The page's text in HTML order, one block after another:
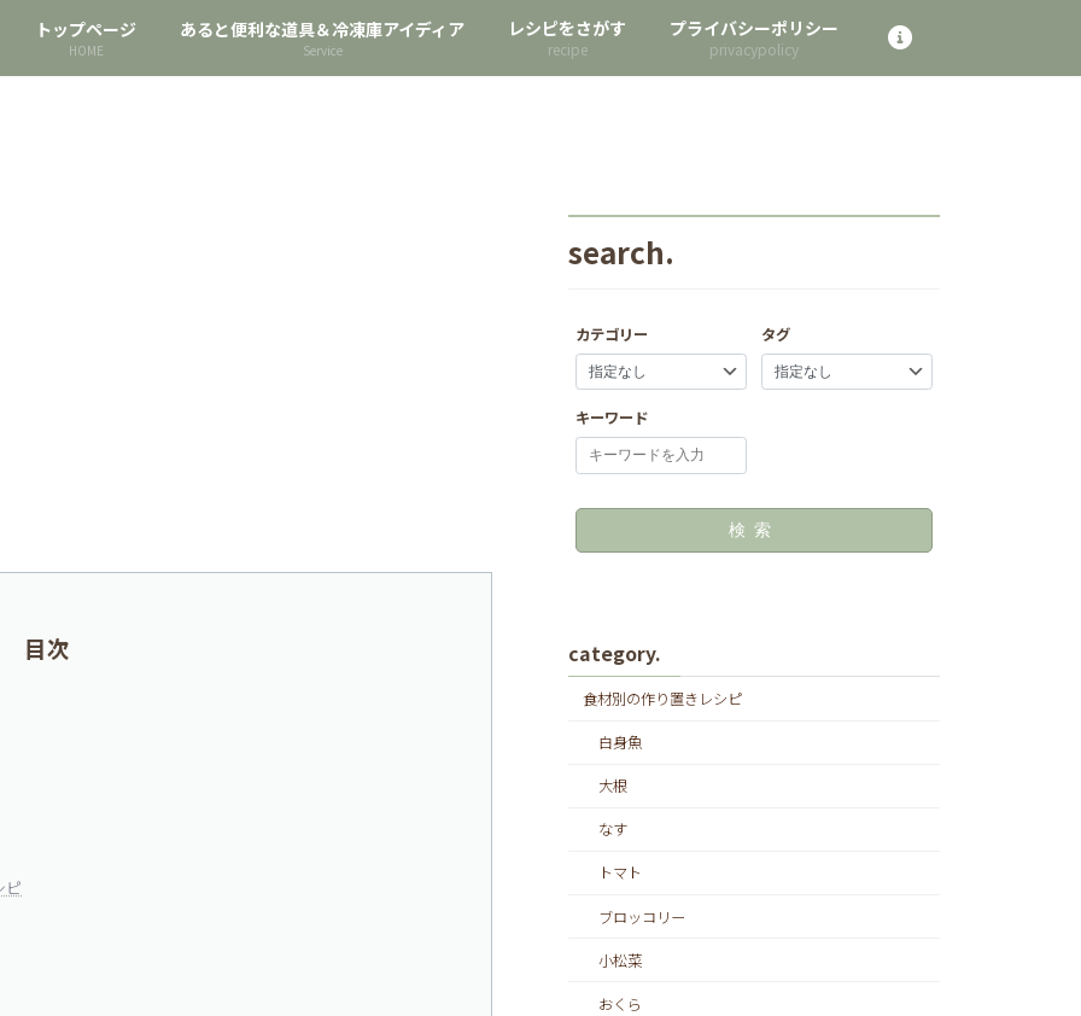
トップページ
HOME
あると便利な道具＆冷凍庫アイディア
Service
レシピをさがす プライバシーポリシー
目次
ピ
search.
カテゴリー タグ
キーワード
検索
category.
食材別の作り置きレシピ
白身魚
大根
なす
トマト
ブロッコリー
小松菜
おくら